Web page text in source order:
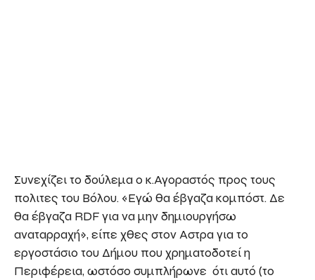
Συνεχίζει το δούλεμα ο κ.Αγοραστός προς τους
πολιτες του Βόλου. «Εγώ θα έβγαζα κομπόστ. Δε
θα έβγαζα RDF για να μην δημιουργήσω
αναταρραχή», είπε χθες στον Αστρα για το
εργοστάσιο του Δήμου που χρηματοδοτεί η
Περιφέρεια, ωστόσο συμπλήρωνε ότι αυτό (το